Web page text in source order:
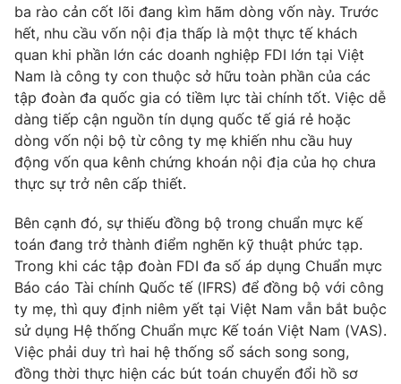
ba rào cản cốt lõi đang kìm hãm dòng vốn này. Trước
hết, nhu cầu vốn nội địa thấp là một thực tế khách
quan khi phần lớn các doanh nghiệp FDI lớn tại Việt
Nam là công ty con thuộc sở hữu toàn phần của các
tập đoàn đa quốc gia có tiềm lực tài chính tốt. Việc dễ
dàng tiếp cận nguồn tín dụng quốc tế giá rẻ hoặc
dòng vốn nội bộ từ công ty mẹ khiến nhu cầu huy
động vốn qua kênh chứng khoán nội địa của họ chưa
thực sự trở nên cấp thiết.
Bên cạnh đó, sự thiếu đồng bộ trong chuẩn mực kế
toán đang trở thành điểm nghẽn kỹ thuật phức tạp.
Trong khi các tập đoàn FDI đa số áp dụng Chuẩn mực
Báo cáo Tài chính Quốc tế (IFRS) để đồng bộ với công
ty mẹ, thì quy định niêm yết tại Việt Nam vẫn bắt buộc
sử dụng Hệ thống Chuẩn mực Kế toán Việt Nam (VAS).
Việc phải duy trì hai hệ thống sổ sách song song,
đồng thời thực hiện các bút toán chuyển đổi hồ sơ